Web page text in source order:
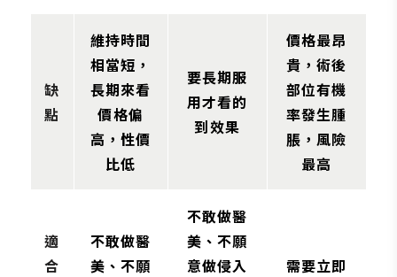
缺
點
維持時間
相當短，
長期來看
價格偏
高，性價
比低
要長期服
用才看的
到效果
價格最昂
貴，術後
部位有機
率發生腫
脹，風險
最高
適
合
不敢做醫
美、不願
不敢做醫
美、不願
意做侵入
需要立即